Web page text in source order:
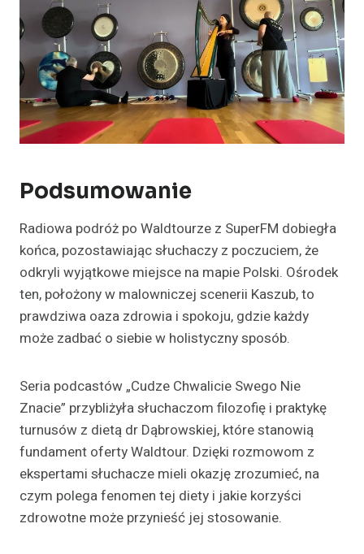
Podsumowanie
Radiowa podróż po Waldtourze z SuperFM dobiegła
końca, pozostawiając słuchaczy z poczuciem, że
odkryli wyjątkowe miejsce na mapie Polski. Ośrodek
ten, położony w malowniczej scenerii Kaszub, to
prawdziwa oaza zdrowia i spokoju, gdzie każdy
może zadbać o siebie w holistyczny sposób.
Seria podcastów „Cudze Chwalicie Swego Nie
Znacie” przybliżyła słuchaczom filozofię i praktykę
turnusów z dietą dr Dąbrowskiej, które stanowią
fundament oferty Waldtour. Dzięki rozmowom z
ekspertami słuchacze mieli okazję zrozumieć, na
czym polega fenomen tej diety i jakie korzyści
zdrowotne może przynieść jej stosowanie.